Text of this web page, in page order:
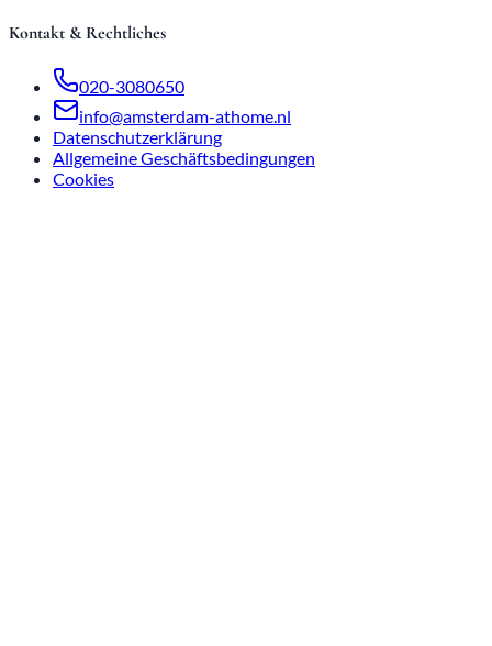
Kontakt & Rechtliches
020-3080650
info@amsterdam-athome.nl
Datenschutzerklärung
Allgemeine Geschäftsbedingungen
Cookies